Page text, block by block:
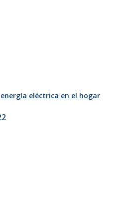
eléctrica en el hogar